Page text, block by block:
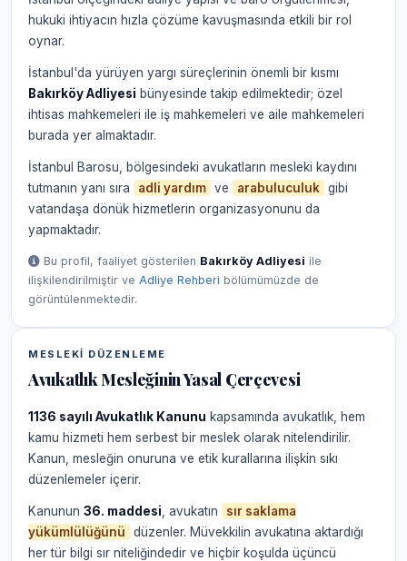
hukuki ihtiyacın hızla çözüme kavuşmasında etkili bir rol
oynar.
İstanbul'da yürüyen yargı süreçlerinin önemli bir kısmı
Bakırköy Adliyesi bünyesinde takip edilmektedir; özel
ihtisas mahkemeleri ile iş mahkemeleri ve aile mahkemeleri
burada yer almaktadır.
İstanbul Barosu, bölgesindeki avukatların mesleki kaydını
tutmanın yanı sıra
adli yardım ve arabuluculuk gibi
vatandaşa dönük hizmetlerin organizasyonunu da
yapmaktadır.
Bu profil, faaliyet gösterilen Bakırköy Adliyesi ile
ilişkilendirilmiştir ve Adliye Rehberi bölümümüzde de
görüntülenmektedir.
MESLEKI DÜZENLEME
Avukatlık Mesleğinin Yasal Çerçevesi
1136 sayılı Avukatlık Kanunu kapsamında avukatlık, hem
kamu hizmeti hem serbest bir meslek olarak nitelendirilir.
Kanun, mesleğin onuruna ve etik kurallarına ilişkin sıkı
düzenlemeler içerir.
Kanunun 36. maddesi , avukatın
sır saklama
yükümlülüğünü
düzenler. Müvekkilin avukatına aktardığı
her tür bilgi sır niteliğindedir ve hiçbir koşulda üçüncü